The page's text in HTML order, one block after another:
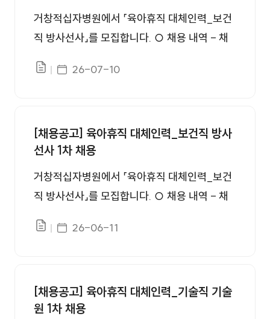
거창적십자병원에서 「육아휴직 대체인력_보건
직 방사선사」를 모집합니다. ○ 채용 내역 - 채
명 1. 접수기간 : 2026. 7. 10.(금)~2026. 7. 26.
00 4. 최종합격자발표 : 2026. 7. 31.(금), 11:0
0 5. 채용 예정일자 : 2026. 8. 1. ※ 채용 일자는
병원 사정에 의해 변동될 수 있음 ※ 세부사항은
첨부파일의 공고문 참고 ○ 1차 서류전형 : 모집
자 ○ 선발방법 - 1차 서류전형, 2차 면접전형
3384 ○ 홈페이지 안내 - 원서접수(대한적십자
사) : https://www.redcross.or.kr/redrecruit/
파일있음게시일자
26-07-10
[채용공고] 육아휴직 대체인력_보건직 방사
선사 1차 채용
거창적십자병원에서 「육아휴직 대체인력_보건
직 방사선사」를 모집합니다. ○ 채용 내역 - 채
명 1. 접수기간 : 2026. 6. 11.(목)~2026. 6. 27.
0 4. 최종합격자발표 : 2026. 7. 3.(금), 16:00
5. 채용 예정일자 : 2026. 7. 13.(월) ※ 채용 일
파일있음게시일자
26-06-11
[채용공고] 육아휴직 대체인력_기술직 기술
원 1차 채용